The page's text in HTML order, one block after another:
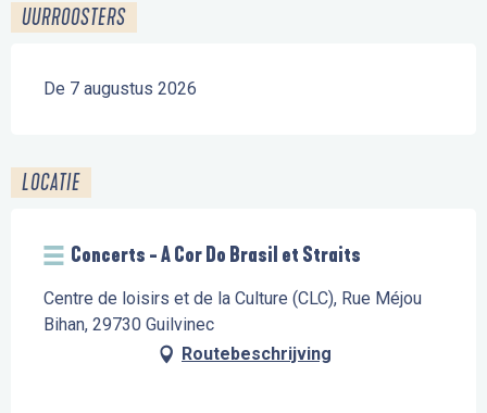
UURROOSTERS
De 7 augustus 2026
LOCATIE
Concerts - A Cor Do Brasil et Straits
Centre de loisirs et de la Culture (CLC), Rue Méjou
Bihan, 29730 Guilvinec
Routebeschrijving